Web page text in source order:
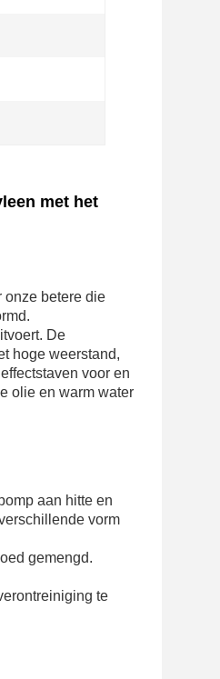
met het
onze betere die
De
hoge weerstand,
voor en
olie en warm water
aan hitte en
vorm
gemengd.
te